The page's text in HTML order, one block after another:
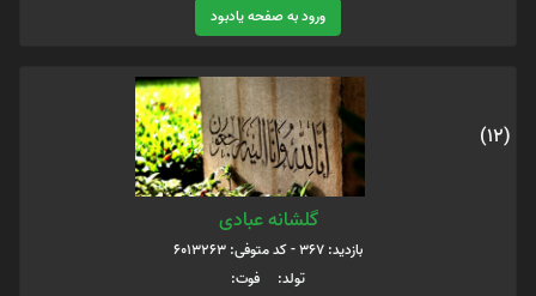
ورود به صفحه یادبود
(12)
گلشانه عبادی
بازدید: 367 - کد متوفی: 6013263
تولد: فوت: